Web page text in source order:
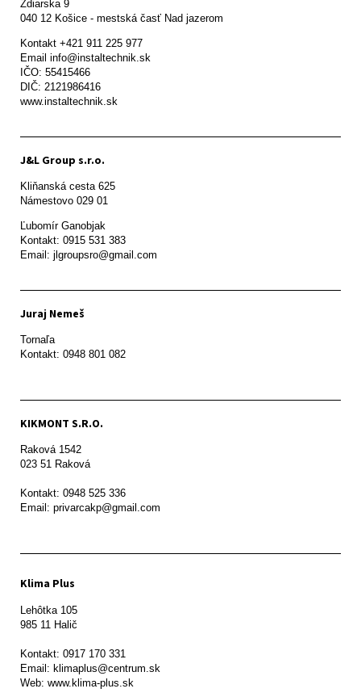
Ždiarska 9
Kontakt +421 911 225 977
Email info@instaltechnik.sk
IČO: 55415466
DIČ: 2121986416
www.instaltechnik.sk
J&L Group s.r.o.
Kliňanská cesta 625
Námestovo 029 01
Ľubomír Ganobjak
Kontakt: 0915 531 383
Email: jlgroupsro@gmail.com
Juraj Nemeš
Tornaľa
Kontakt: 0948 801 082
KIKMONT S.R.O.
Raková 1542
023 51 Raková
Kontakt: 0948 525 336
Email: privarcakp@gmail.com
Klima Plus
Lehôtka 105
985 11 Halič
Kontakt: 0917 170 331
Email: klimaplus@centrum.sk